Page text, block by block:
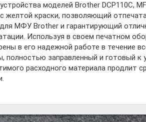
моделей Brother DCP110C,
желтой краски, позволяющий
МФУ Brother и гарантирующий
Используя в своем печатном
в его надежной работе в течение
заправленный и готовый к
расходного материала продлит